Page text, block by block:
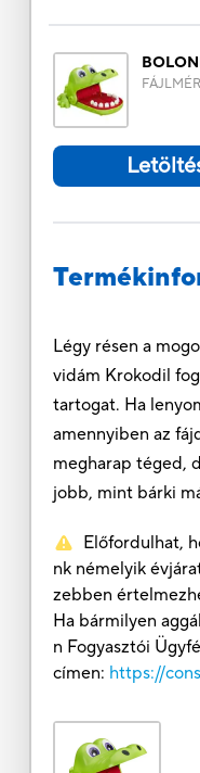
Légy résen a
vidám Krokodil
tartogat. Ha
amennyiben az
megharap téged,
jobb, mint bárki
Előfordulhat,
nk némelyik
zebben
Ha bármilyen
n Fogyasztói
címen: https://